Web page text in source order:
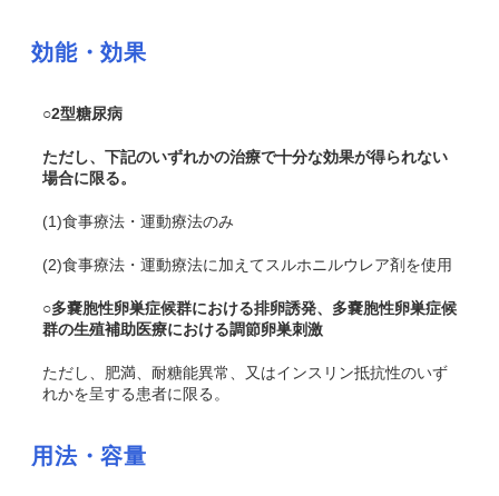
効能・効果
○2型糖尿病
ただし、下記のいずれかの治療で十分な効果が得られない
場合に限る。
(1)食事療法・運動療法のみ
(2)食事療法・運動療法に加えてスルホニルウレア剤を使用
○多嚢胞性卵巣症候群における排卵誘発、多嚢胞性卵巣症候
群の生殖補助医療における調節卵巣刺激
ただし、肥満、耐糖能異常、又はインスリン抵抗性のいず
れかを呈する患者に限る。
用法・容量